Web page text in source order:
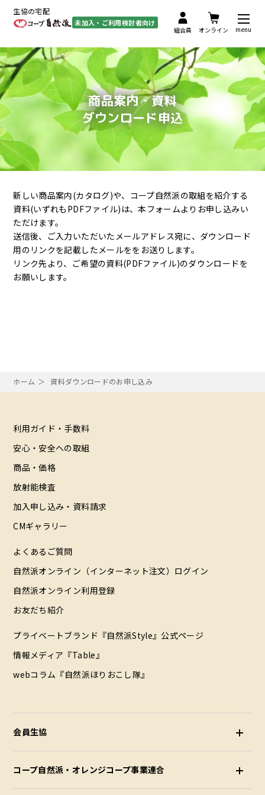
組合員 オンライン menu
生協の宅配
未加入・ご利用検討者向け
商品案内・資料
ダウンロード申込
新しい商品案内(カタログ)や、コープ自然派の取組を紹介する
資料(いずれもPDFファイル)は、本フォームよりお申し込みい
ただけます。
送信後、ご入力いただいたメールアドレス宛に、ダウンロード
用のリンクを記載したメールををお送りします。
リンク先より、ご希望の資料(PDFファイル)のダウンロードを
お願いします。
ホーム 資料ダウンロードのお申し込み
利用ガイド・手数料
安心・安全への取組
商品・価格
放射能検査
加入申し込み・資料請求
CMギャラリー
よくあるご質問
自然派オンライン（インターネット注文）ログイン
自然派オンライン利用登録
お友だち紹介
プライベートブランド『自然派Style』公式ページ
情報メディア『Table』
webコラム『自然派ほりおこし隊』
会員生協
コープ自然派・オレンジコープ事業連合